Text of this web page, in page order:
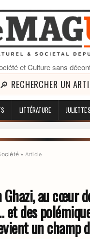
et Culture sans
🔎 RECHERCHER UN
LITTÉRATURE
» Article
Ghazi, au cœur
et des
un champ